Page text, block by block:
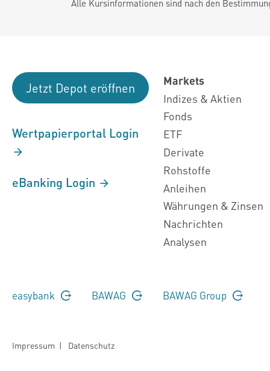
Alle Kursinformationen sind nach den
Jetzt Depot eröffnen
Wertpapierportal Login
eBanking Login
Markets
Indizes & Aktien
Fonds
ETF
Derivate
Rohstoffe
Anleihen
Währungen & Zinsen
Nachrichten
Analysen
easybank BAWAG BAWAG Group
Impressum | Datenschutz